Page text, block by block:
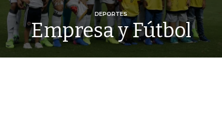
DEPORTES
Empresa y Fútbol